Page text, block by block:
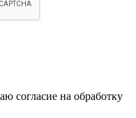
согласие на обработку